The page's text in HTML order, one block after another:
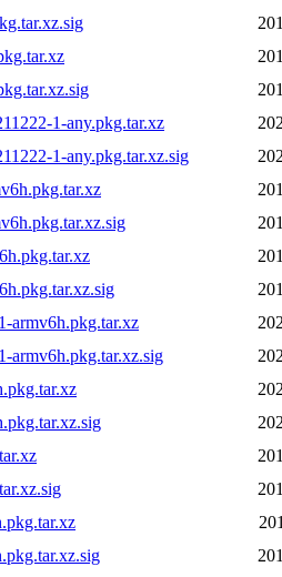
1-any.pkg.tar.xz
1-any.pkg.tar.xz.sig
armv6h.pkg.tar.xz
armv6h.pkg.tar.xz.sig